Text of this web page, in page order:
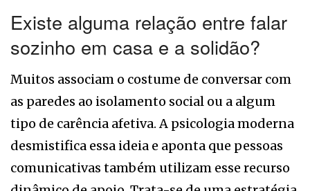
Existe alguma relação entre falar
sozinho em casa e a solidão?
Muitos associam o costume de conversar com
as paredes ao isolamento social ou a algum
tipo de carência afetiva. A psicologia moderna
desmistifica essa ideia e aponta que pessoas
comunicativas também utilizam esse recurso